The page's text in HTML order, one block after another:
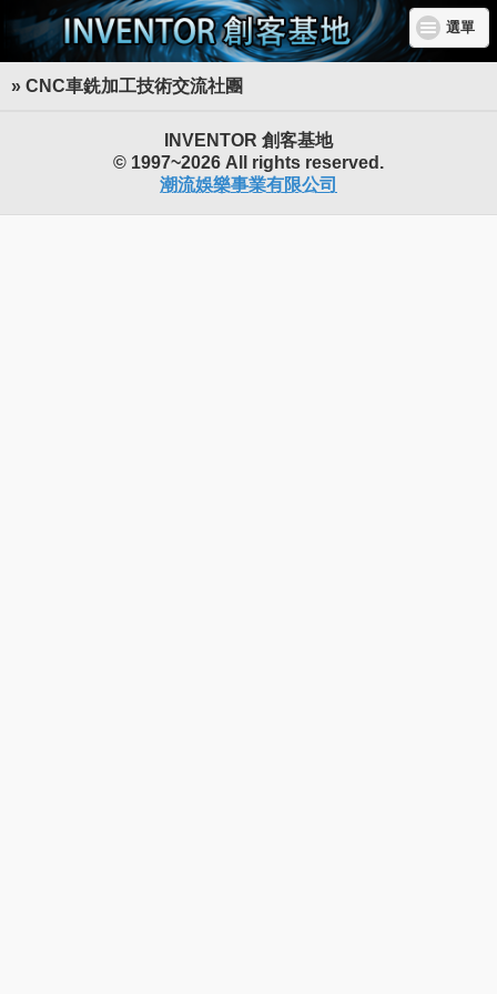
選單
» CNC車銑加工技術交流社團
INVENTOR 創客基地
© 1997~2026 All rights reserved.
潮流娛樂事業有限公司